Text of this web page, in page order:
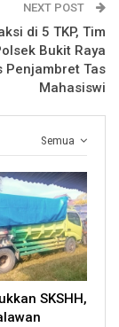
NEXT POST
di 5 TKP, Tim
Bukit Raya
Penjambret Tas
Mahasiswi
Semua
SKSHH,